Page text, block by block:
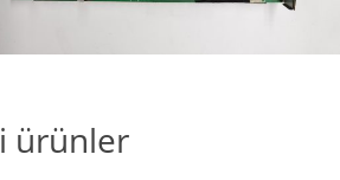
ürünler